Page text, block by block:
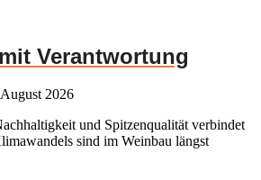
Verantwortung
2026
und Spitzenqualität verbindet
sind im Weinbau längst